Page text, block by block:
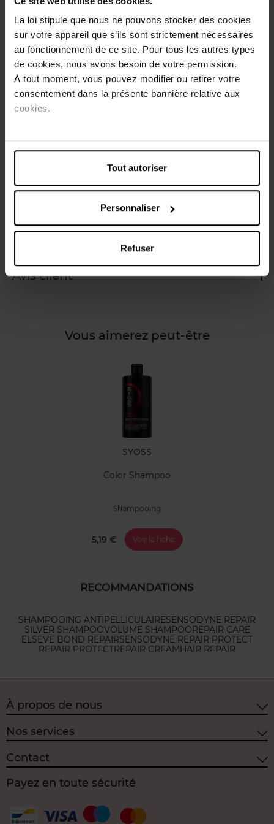
La loi stipule que nous ne pouvons stocker des cookies
sur votre appareil que s’ils sont strictement nécessaires
au fonctionnement de ce site. Pour tous les autres types
de cookies, nous avons besoin de votre permission.
À tout moment, vous pouvez modifier ou retirer votre
consentement dans la présente bannière relative aux
cookies.
Tout autoriser
Personnaliser
Refuser
japonais. Dans ce shampooing Repair, les ingrédients
naturels combinés au complexe aminé contribuent à la
santé et à la force des cheveux. La formule aux Algues
Wakame répare intensément les dommages existants et
aide à protéger les cheveux contre des dommages futurs.
Elle réduit la casse jusqu'à 90% (*en combinaison avec le
Syoss Repair Conditioner).
90% des ingrédients sont d'origine naturelle.
Les formules Syoss sont co-développées et testées par
Conseils d'utilisation
Appliquez sur cheveux mouillés, laissez agir brièvement,
Conditioner après votre shampooing.
Avis client
Vous aimerez peut-être
SYOSS
Color Shampoo
Shampooing
5,19 € Voir la fiche
RECOMMANDATIONS
SHAMPOOING ANTIPELLICULAIRESENSODYNE REPAIR
SILVER SHAMPOOVOLUME SHAMPOOREPAIR CARE
ELSEVE BOND REPAIRSENSODYNE REPAIR PROTECT
REPAIR PROTECTREPAIR CREAMHAIR REPAIR
À propos de nous
Nos services
Contact
Payez en toute sécurité